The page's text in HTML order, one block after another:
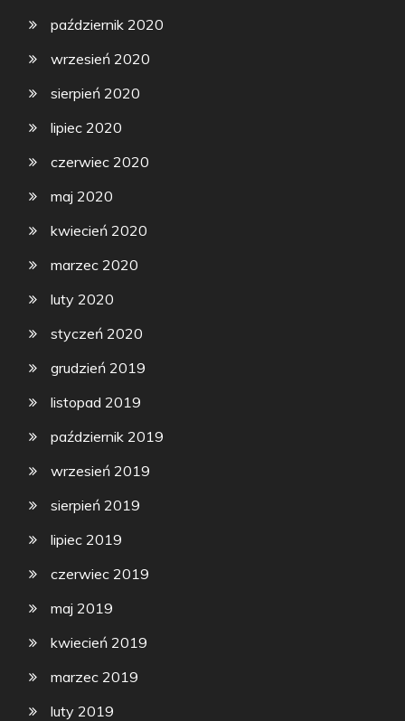
październik 2020
wrzesień 2020
sierpień 2020
lipiec 2020
czerwiec 2020
maj 2020
kwiecień 2020
marzec 2020
luty 2020
styczeń 2020
grudzień 2019
listopad 2019
październik 2019
wrzesień 2019
sierpień 2019
lipiec 2019
czerwiec 2019
maj 2019
kwiecień 2019
marzec 2019
luty 2019